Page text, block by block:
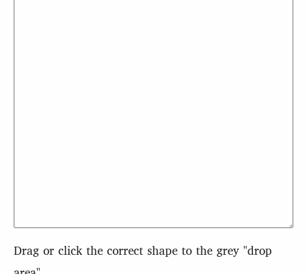
Drag or click the correct shape to the grey "drop